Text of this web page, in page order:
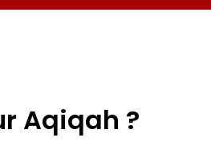
Aqiqah ?